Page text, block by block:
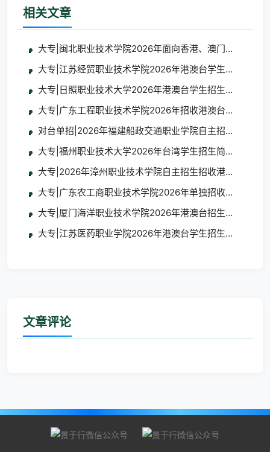
相关文章
大专|闽北职业技术学院2026年面向香港、澳门、台湾地
大专|江苏经贸职业技术学院2026年港澳台学生招生简章
大专|日照职业技术大学2026年港澳台学生招生简章
大专|广东工程职业技术学院2026年招收港澳台地区学生
对台单招|2026年福建船政交通职业学院自主招生招收台
大专|福州职业技术大学2026年台湾学生招生简章及报名表
大专|2026年漳州职业技术学院自主招生招收港澳台学生
大专|广东农工商职业技术学院2026年单独招收港澳台学
大专|厦门海洋职业技术学院2026年港澳台招生简章
大专|江苏医药职业学院2026年港澳台学生招生简章
文章评论